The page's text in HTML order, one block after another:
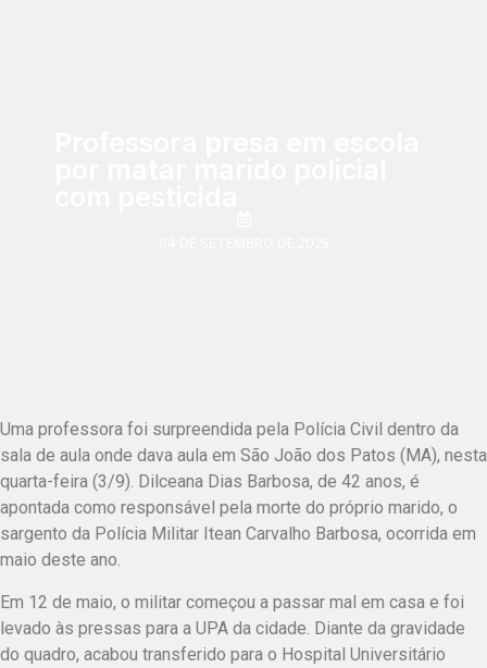
Uma professora foi surpreendida pela Polícia Civil dentro da
sala de aula onde dava aula em São João dos Patos (MA), nesta
quarta-feira (3/9). Dilceana Dias Barbosa, de 42 anos, é
apontada como responsável pela morte do próprio marido, o
sargento da Polícia Militar Itean Carvalho Barbosa, ocorrida em
maio deste ano.
Em 12 de maio, o militar começou a passar mal em casa e foi
levado às pressas para a UPA da cidade. Diante da gravidade
do quadro, acabou transferido para o Hospital Universitário